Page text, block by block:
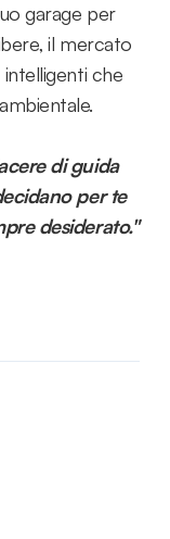
garage per
il mercato
che
di guida
per te
desiderato."